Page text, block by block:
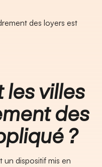
des loyers est
les villes
des
?
un dispositif mis en